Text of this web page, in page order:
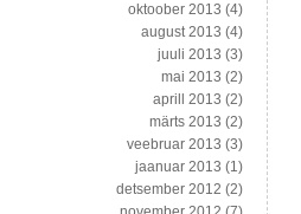
oktoober 2013 (4)
august 2013 (4)
juuli 2013 (3)
mai 2013 (2)
aprill 2013 (2)
märts 2013 (2)
veebruar 2013 (3)
jaanuar 2013 (1)
detsember 2012 (2)